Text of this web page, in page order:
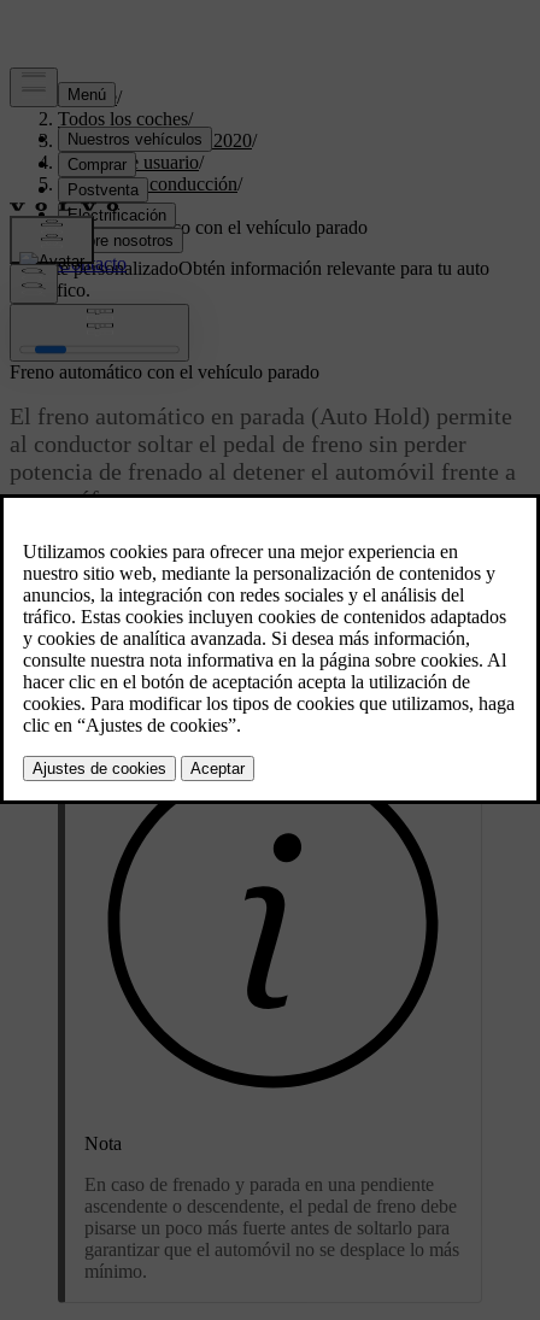
Soporte/
Todos los coches/
XC60 Twin Engine 2020/
Manual de usuario/
Arranque y conducción/
Frenos/
Freno automático con el vehículo parado
Soporte personalizadoObtén información relevante para tu auto
específico.
Iniciar sesión
Actualizado 25/11/2021
Freno automático con el vehículo parado
El freno automático en parada (Auto Hold) permite
al conductor soltar el pedal de freno sin perder
potencia de frenado al detener el automóvil frente a
un semáforo o en un cruce.
Cuando el vehículo se para, se activan automáticamente los frenos.
El sistema puede utilizar el freno de servicio o el freno de
estacionamiento para retener el vehículo y funciona en todas las
pendientes. Al iniciar la marcha los frenos se liberan
automáticamente si el conductor tiene puesto el cinturón de
seguridad y/o la puerta del conductor está cerrada.
Nota
En caso de frenado y parada en una pendiente
ascendente o descendente, el pedal de freno debe
pisarse un poco más fuerte antes de soltarlo para
garantizar que el automóvil no se desplace lo más
mínimo.